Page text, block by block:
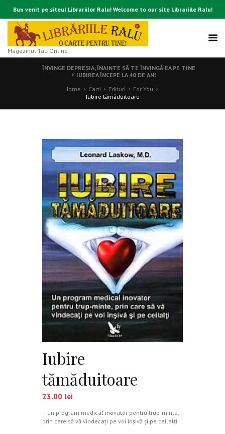
Bun venit pe siteul Librariilor Ralu! Welcome to our site Librariile Ralu!
Magazinul Tau Online
ÎNVINGE DEPRESIA, ÎNAINTE SĂ TE ÎNVINGĂ EA PE TINE
IUBIREA ÎNCEPE LA 40 DE ANI
Home
Carti Edituri
For You
Iubire tămăduitoare
Iubire
tămăduitoare
23.00 lei
– un program medical inovator pentru trup-minte,
prin care să vă vindecaţi pe voi înşivă şi pe ceilalţi